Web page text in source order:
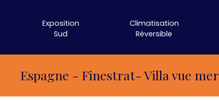
Exposition
Sud
Climatisation
Réversible
Espagne - Finestrat- Villa vue mer